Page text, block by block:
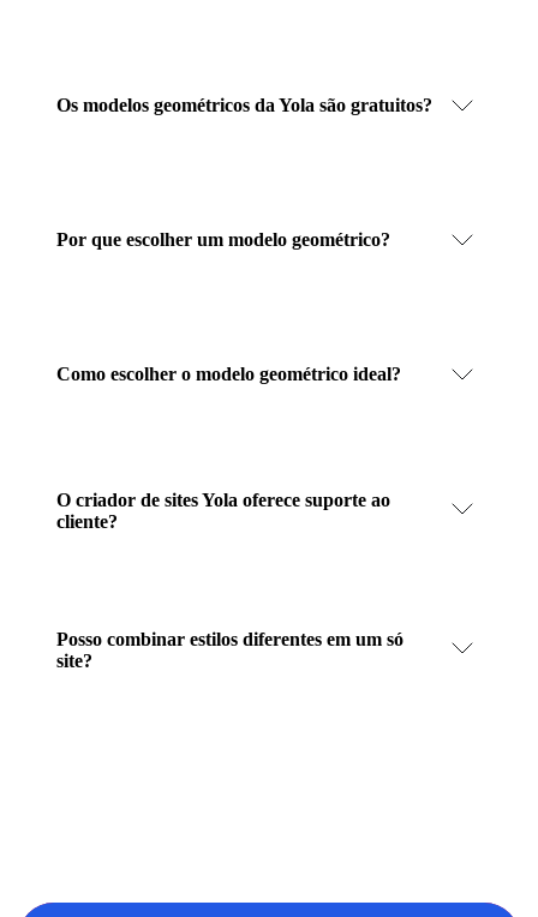
Os modelos geométricos da Yola são gratuitos?
Por que escolher um modelo geométrico?
Como escolher o modelo geométrico ideal?
O criador de sites Yola oferece suporte ao
cliente?
Posso combinar estilos diferentes em um só
site?